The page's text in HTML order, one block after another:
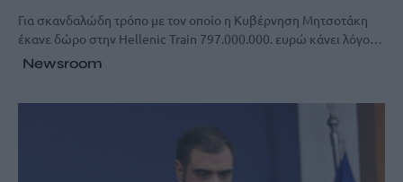
Για σκανδαλώδη τρόπο με τον οποίο η Κυβέρνηση Μητσοτάκη
έκανε δώρο στην Hellenic Train 797.000.000. ευρώ κάνει λόγο…
Newsroom